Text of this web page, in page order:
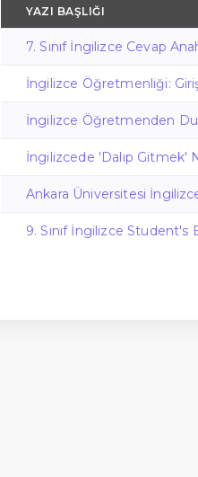
YAZI BAŞLIĞI
7. Sınıf İngilizce Cevap
İngilizce Öğretmenliği:
İngilizce Öğretmenden
İngilizcede 'Dalıp Gitmek'
Ankara Üniversitesi
9. Sınıf İngilizce Student's